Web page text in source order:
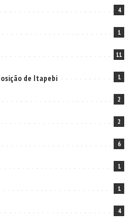
4
1
11
de Itapebi 1
2
2
6
1
1
4